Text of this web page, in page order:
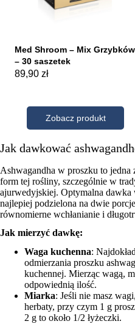
Jak dawkować
Ashwagandha w proszku to jedna
form tej rośliny, szczególnie w
ajurwedyjskiej. Optymalna dawka
najlepiej podzielona na dwie
równomierne wchłanianie i
Jak mierzyć dawkę:
Waga kuchenna:
odmierzania proszku
kuchennej. Mierząc wagą,
odpowiednią ilość.
Miarka: Jeśli nie masz
herbaty, przy czym 1 g
2 g to około 1/2 łyżeczki.